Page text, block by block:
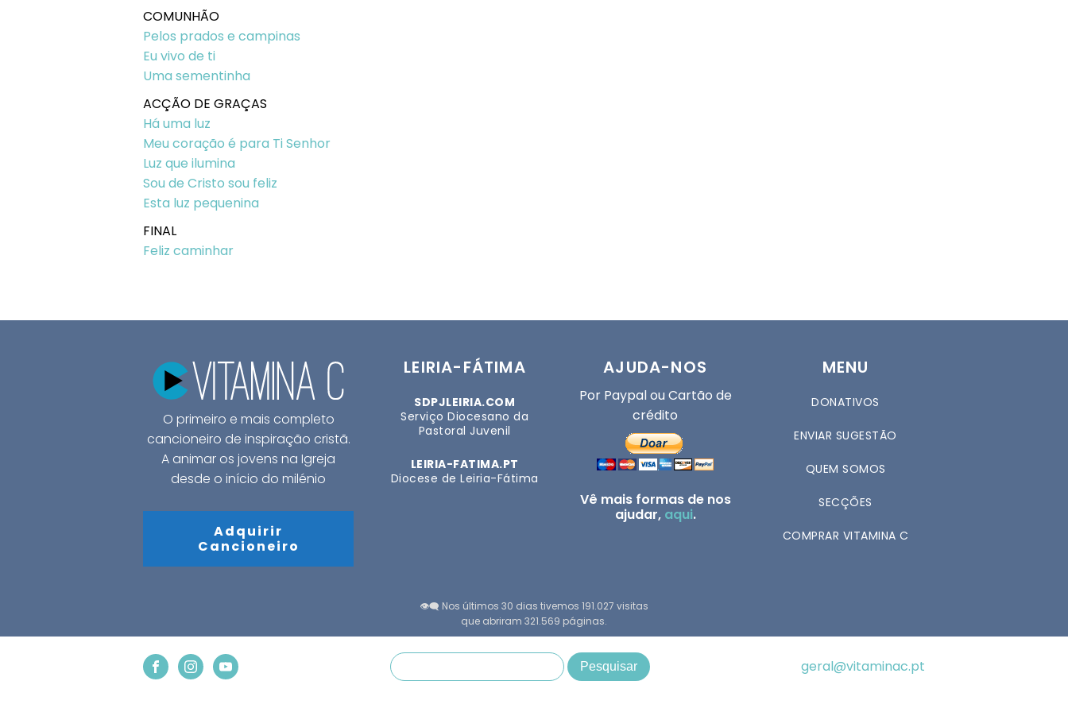
COMUNHÃO
Pelos prados e campinas
Eu vivo de ti
Uma sementinha
ACÇÃO DE GRAÇAS
Há uma luz
Meu coração é para Ti Senhor
Luz que ilumina
Sou de Cristo sou feliz
Esta luz pequenina
FINAL
Feliz caminhar
O primeiro e mais completo
cancioneiro de inspiração cristã.
A animar os jovens na Igreja
desde o início do milénio
Adquirir
Cancioneiro
LEIRIA-FÁTIMA
SDPJLEIRIA.COM
Serviço Diocesano da
Pastoral Juvenil
LEIRIA-FATIMA.PT
Diocese de Leiria-Fátima
AJUDA-NOS
Por Paypal ou Cartão de
crédito
Vê mais formas de nos
ajudar, aqui.
MENU
DONATIVOS
ENVIAR SUGESTÃO
QUEM SOMOS
SECÇÕES
COMPRAR VITAMINA C
👁️‍🗨️ Nos últimos 30 dias tivemos 191.027 visitas
que abriram 321.569 páginas.
geral@vitaminac.pt